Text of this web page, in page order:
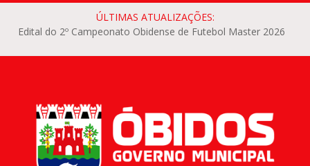
ÚLTIMAS ATUALIZAÇÕES:
Edital do 2º Campeonato Obidense de Futebol Master 2026